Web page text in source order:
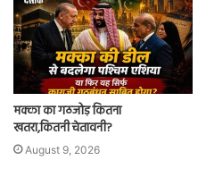
मक्का का गठजोड़ कितना
खतरा,कितनी चेतावनी?
August 9, 2026